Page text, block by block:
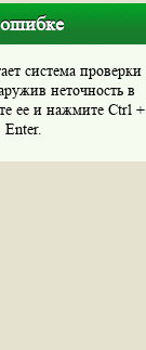
система проверки
неточность в
ее и нажмите Ctrl +
Enter.